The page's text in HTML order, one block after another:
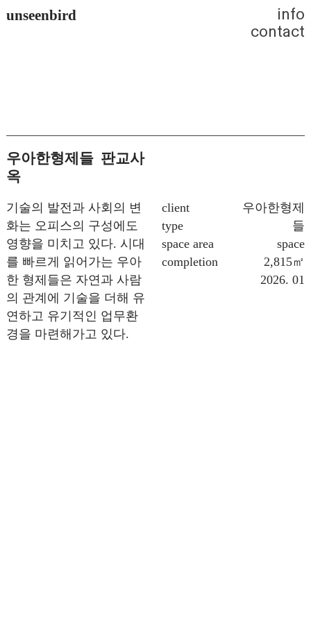
unseenbird
info
contact
우아한형제들 판교사
옥
기술의 발전과 사회의 변
화는 오피스의 구성에도
영향을 미치고 있다. 시대
를 빠르게 읽어가는 우아
한 형제들은 자연과 사람
의 관계에 기술을 더해 유
연하고 유기적인 업무환
경을 마련해가고 있다.
client
type
space area
completion
우아한형제
들
space
2,815㎡
2026. 01